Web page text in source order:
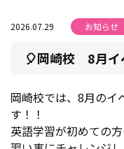
2026.07.29 お知らせ
🎈岡崎校 8月イ
岡崎校では、8月のイ
す！！
英語学習が初めての